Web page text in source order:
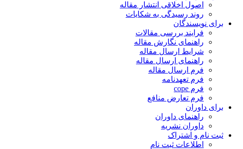
اصول اخلاقی انتشار مقاله
روند رسیدگی به شکایات
برای نویسندگان
فرایند بررسی مقالات
راهنمای نگارش مقاله
شرایط ارسال مقاله
راهنمای ارسال مقاله
فرم ارسال مقاله
فرم تعهدنامه
فرم cope
فرم تعارض منافع
برای داوران
راهنمای داوران
داوران نشریه
ثبت نام و اشتراک
اطلاعات ثبت نام